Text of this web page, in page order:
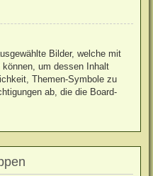
Bilder, welche mit
um dessen Inhalt
Themen-Symbole zu
ab, die die Board-